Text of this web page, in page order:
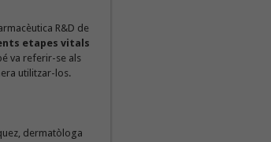
R&D de
etapes vitals
va referir-se als
utilitzar-los.
dermatòloga